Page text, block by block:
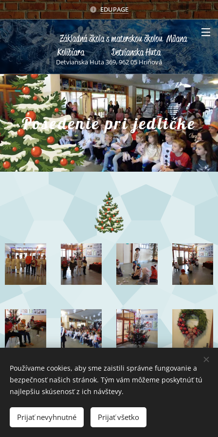
EDUPAGE
Základná škola s materskou školou Milana
Kolibiara Detvianska Huta
Detvianska Huta 369, 962 05 Hriňová
Posedenie pri jedličke
Cookies
Používame cookies, aby sme zaistili správne fungovanie a
bezpečnosť našich stránok. Tým vám môžeme poskytnúť tú
najlepšiu skúsenosť z ich návštevy.
Prijať nevyhnutné Prijať všetko